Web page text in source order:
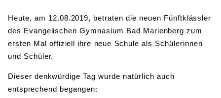
Mensa & Bistro Speiseplan
Ernährungskonzept
Food Scouts
FAQs
Heute, am 12.08.2019, betraten die neuen Fünftklässler
des Evangelischen Gymnasium Bad Marienberg zum
ersten Mal offiziell ihre neue Schule als Schülerinnen
und Schüler.
Dieser denkwürdige Tag wurde natürlich auch
entsprechend begangen: